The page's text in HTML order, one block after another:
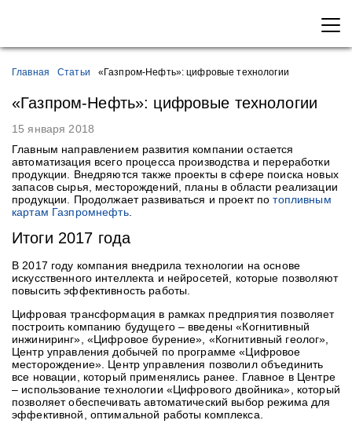
Главная Статьи «Газпром-Нефть»: цифровые технологии
«Газпром-Нефть»: цифровые технологии
15 января 2018
Главным направлением развития компании остается
автоматизация всего процесса производства и переработки
продукции. Внедряются также проекты в сфере поиска новых
запасов сырья, месторождений, планы в области реализации
продукции. Продолжает развиваться и проект потопливным
картам Газпромнефть.
Итоги 2017 года
В 2017 году компания внедрила технологии на основе
искусственного интеллекта и нейросетей, которые позволяют
повысить эффективность работы.
Цифровая трансформация в рамках предприятия позволяет
построить компанию будущего – введены «Когнитивный
инжиниринг», «Цифровое бурение», «Когнитивный геолог»,
Центр управления добычей по программе «Цифровое
месторождение». Центр управления позволил объединить
все новации, который применялись ранее. Главное в Центре
– использование технологии «Цифрового двойника», который
позволяет обеспечивать автоматический выбор режима для
эффективной, оптимальной работы комплекса.